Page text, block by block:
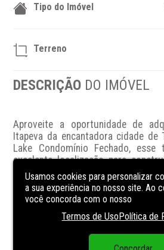
Tipo do Imóvel
Terreno
DESCRIÇÃO DO IMÓVEL
Aproveite a oportunidade de
Itapeva da encantadora cidade de
Lake Condomínio Fechado,
excelente localização para
sonhos. Com a assessoria da
você terá todo o suporte
investimento. A área total
seja para uso residencial ou
chance de adquirir esse terreno
valorizados de Torres. Entre
Usamos cookies para personalizar
a sua experiência no nosso site. Ao
você concorda com o nosso
Termos de UsoPolítica de